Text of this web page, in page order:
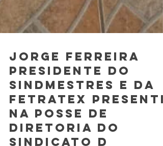
Jorge Ferreira
presidente do
Sindmestres e da
Fetratex presente
na posse de